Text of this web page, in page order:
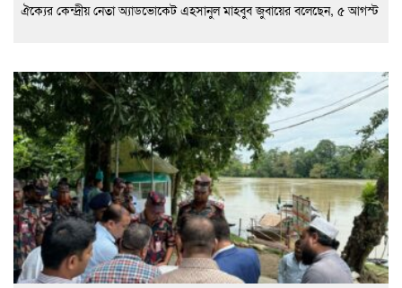
ঐক্যের কেন্দ্রীয় নেতা অ্যাডভোকেট এহসানুল মাহবুব জুবায়ের বলেছেন, ৫ আগস্ট